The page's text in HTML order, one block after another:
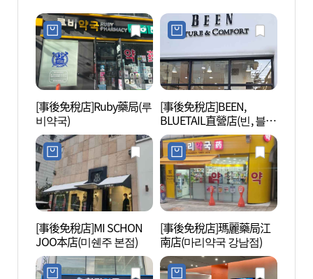
[事後免稅店]Ruby藥局(루
비약국)
[事後免稅店]BEEN,
BLUETAIL直營店(빈, 블루
테일 직영점)
[事後免稅店]MI SCHON
JOO本店(미쉔주 본점)
[事後免稅店]瑪麗藥局江
南店(마리약국 강남점)